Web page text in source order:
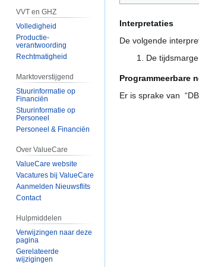
Interpretaties
De volgende
De
Programmeerbare
Er is sprake van
VVT en GHZ
Volledigheid
Productie-
verantwoording
Rechtmatigheid
Marktoverstijgend
Stuurinformatie op
Financiën
Stuurinformatie op
Personeel
Personeel & Financiën
Over ValueCare
ValueCare website
Vacatures bij ValueCare
Aanmelden Nieuwsflits
Contact
Hulpmiddelen
Verwijzingen naar deze
pagina
Gerelateerde
wijzigingen